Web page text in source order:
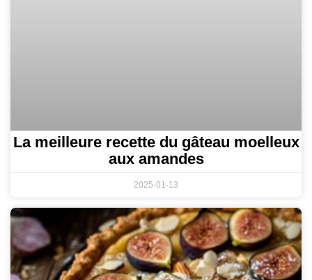
La meilleure recette du gâteau moelleux
aux amandes
2025-01-13